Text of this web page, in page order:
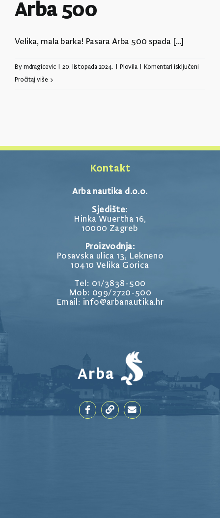
Arba 500
Velika, mala barka! Pasara Arba 500 spada [...]
By mdragicevic 20. listopada 2024. Plovila Komentari isključeniza
Pročitaj više
Kontakt
Arba nautika d.o.o.
Sjedište:
Hinka Wuertha 16,
10000 Zagreb
Proizvodnja:
Posavska ulica 13, Lekneno
10410 Velika Gorica
Tel: 01/3838-500
Mob: 099/2720-500
Email: info@arbanautika.hr
Arba